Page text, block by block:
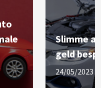
Slimme
geld
24/05/2023